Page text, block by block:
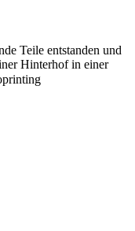
Teile entstanden und
Hinterhof in einer